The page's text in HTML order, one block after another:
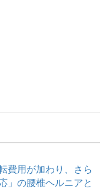
費用が加わり、さら
」の腰椎ヘルニアと